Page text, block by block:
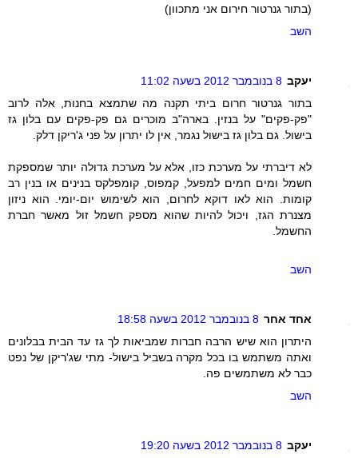
(בתור גנרטור חירום אני מתכוון)
השב
יעקב 8 בנובמבר 2012 בשעה 11:02
בתור גנרטור חרום ביתי תקנה מה שתמצא בחנות, אלה לרוב
"פק-פקים" על בנזין. בארה"ב מוכרים גם פק-פקים עם בלון גז
בישול. גם בלון גז בישול נגמר, אין לו יתרון על פני ג'ריקן דלק.
לא דיברתי על מערכת כזו, אלא על מערכת גדולה יותר שמספקת
חשמל ומים חמים למפעל, קמפוס, קומפלקס בנינים או בנין רב
קומות. הוא לאו דוקא לחרום, הוא לשימוש יום-יומי. הוא ניזון
מצנרת הגז, ויכול להיות שהוא מספק חשמל זול מאשר חברת
החשמל.
השב
אחד אחר 8 בנובמבר 2012 בשעה 18:58
היתרון הוא שיש הרבה חברות שמביאות לך גז עד הבית בבלונים
ואתה משתמש בו בכל מקרה בשביל בישול- מתי שג'ריקן של נפט
כבר לא משתמשים פה.
השב
יעקב 8 בנובמבר 2012 בשעה 19:20